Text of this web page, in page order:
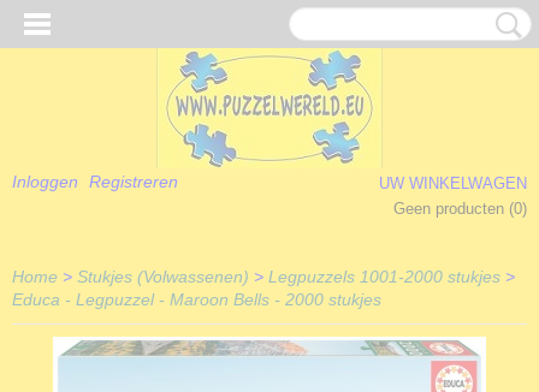
Inloggen Registreren
UW WINKELWAGEN
Geen producten (0)
Home > Stukjes (Volwassenen) > Legpuzzels 1001-2000 stukjes >
Educa - Legpuzzel - Maroon Bells - 2000 stukjes